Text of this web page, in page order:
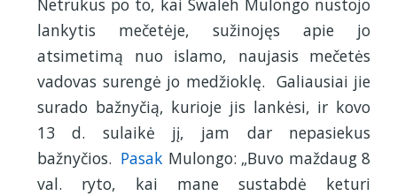
Netrukus po to, kai Swaleh Mulongo nustojo
lankytis mečetėje, sužinojęs apie jo
atsimetimą nuo islamo, naujasis mečetės
vadovas surengė jo medžioklę. Galiausiai jie
surado bažnyčią, kurioje jis lankėsi, ir kovo
13 d. sulaikė jį, jam dar nepasiekus
bažnyčios. Pasak Mulongo: „Buvo maždaug 8
val. ryto, kai mane sustabdė keturi